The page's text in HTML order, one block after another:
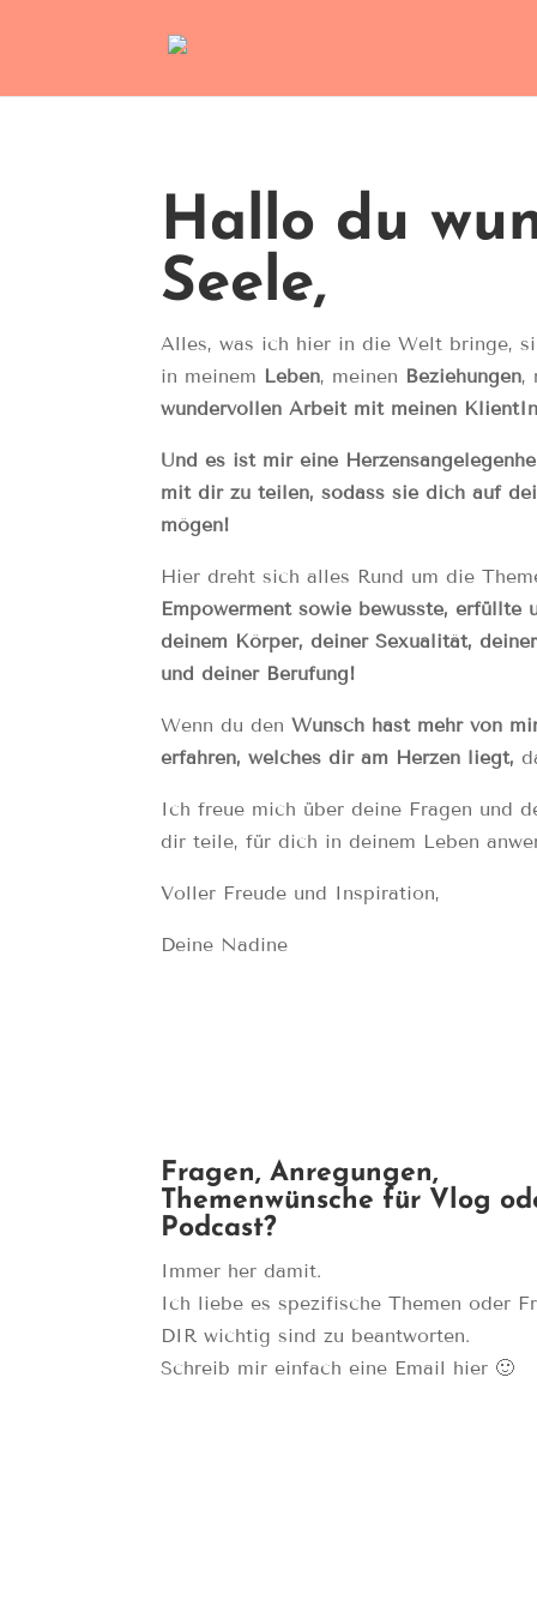
Hallo du
Seele,
Alles, was ich hier in die Welt bringe,
in meinem Leben, meinen Beziehungen,
wundervollen Arbeit mit meinen
Und es ist mir eine
mit dir zu teilen, sodass sie dich auf
mögen!
Hier dreht sich alles Rund um die
Empowerment sowie bewusste, erfüllte
deinem Körper, deiner Sexualität,
und deiner Berufung!
Wenn du denWunsch hast mehr von
erfahren, welches dir am Herzen liegt,
Ich freue mich über deine Fragen und
dir teile, für dich in deinem Leben
Voller Freude und Inspiration,
Deine Nadine
Fragen, Anregungen,
Themenwünsche für Vlog
Podcast?
Immer her damit.
Ich liebe es spezifische Themen oder
DIR wichtig sind zu beantworten.
Schreib mir einfach eine Email hier 🙂